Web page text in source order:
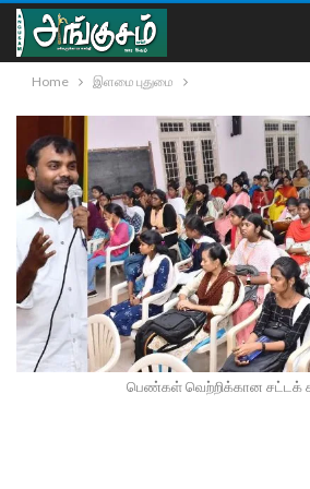
Home இளமை புதுமை
பெண்கள் வெற்றிக்கான சட்டக்